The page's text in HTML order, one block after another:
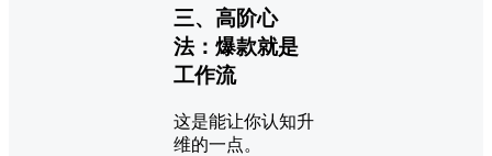
三、高阶心
法：爆款就是
工作流
这是能让你认知升
维的一点。